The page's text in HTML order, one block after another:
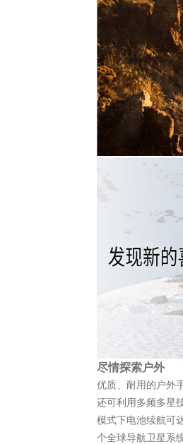
尽情探索户外
优质、耐用的户外
还可利用多频多星
模式下电池续航可
个全球导航卫星系